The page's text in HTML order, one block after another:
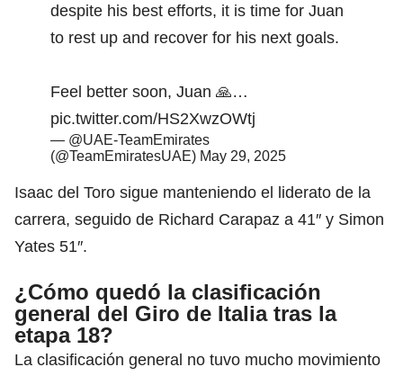
despite his best efforts, it is time for Juan
to rest up and recover for his next goals.
Feel better soon, Juan 🙏…
pic.twitter.com/HS2XwzOWtj
— @UAE-TeamEmirates
(@TeamEmiratesUAE) May 29, 2025
Isaac del Toro sigue manteniendo el liderato de la
carrera, seguido de Richard Carapaz a 41″ y Simon
Yates 51″.
¿Cómo quedó la clasificación
general del Giro de Italia tras la
etapa 18?
La clasificación general no tuvo mucho movimiento